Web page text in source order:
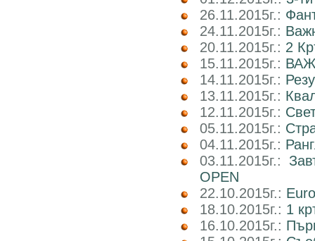
26.11.2015г.:
24.11.2015г.:
20.11.2015г.: 2
15.11.2015г.:
14.11.2015г.:
13.11.2015г.:
12.11.2015г.:
05.11.2015г.:
04.11.2015г.:
03.11.2015г.:
OPEN
22.10.2015г.:
18.10.2015г.: 1
16.10.2015г.: